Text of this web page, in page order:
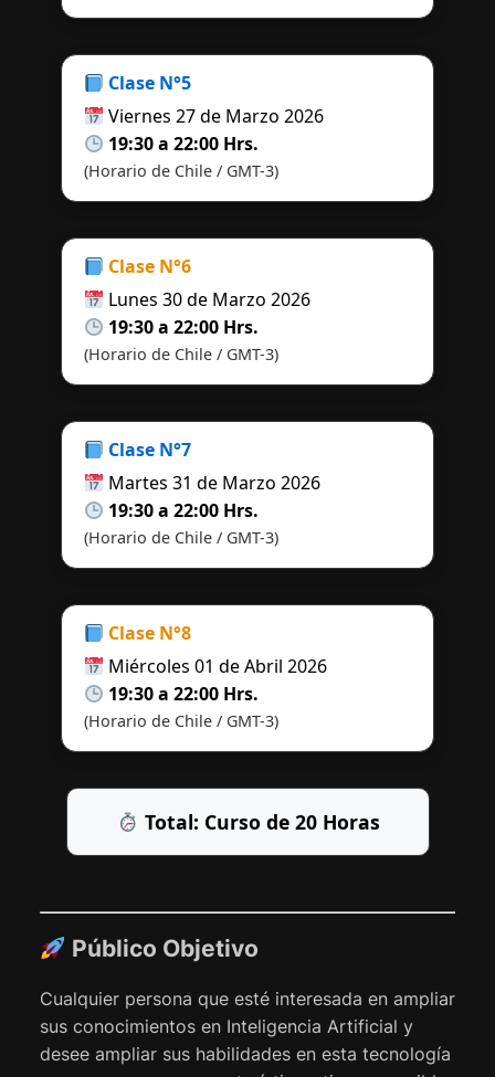
Clase N°5
Viernes 27 de Marzo 2026
19:30 a 22:00 Hrs.
(Horario de Chile / GMT-3)
Clase N°6
Lunes 30 de Marzo 2026
19:30 a 22:00 Hrs.
(Horario de Chile / GMT-3)
Clase N°7
Martes 31 de Marzo 2026
19:30 a 22:00 Hrs.
(Horario de Chile / GMT-3)
Clase N°8
Miércoles 01 de Abril 2026
19:30 a 22:00 Hrs.
(Horario de Chile / GMT-3)
Total: Curso de 20 Horas
Público Objetivo
Cualquier persona que esté interesada en ampliar
sus conocimientos en Inteligencia Artificial y
desee ampliar sus habilidades en esta tecnología